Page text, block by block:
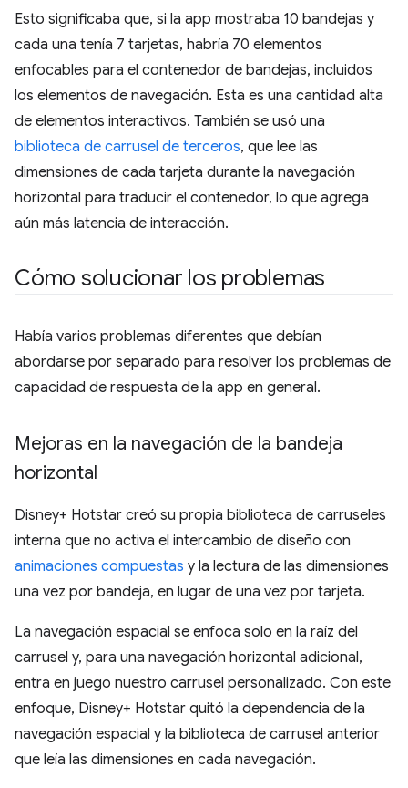
Esto significaba que, si la app mostraba 10 bandejas y
cada una tenía 7 tarjetas, habría 70 elementos
enfocables para el contenedor de bandejas, incluidos
los elementos de navegación. Esta es una cantidad alta
de elementos interactivos. También se usó una
biblioteca de carrusel de terceros, que lee las
dimensiones de cada tarjeta durante la navegación
horizontal para traducir el contenedor, lo que agrega
aún más latencia de interacción.
Cómo solucionar los problemas
Había varios problemas diferentes que debían
abordarse por separado para resolver los problemas de
capacidad de respuesta de la app en general.
Mejoras en la navegación de la bandeja
horizontal
Disney+ Hotstar creó su propia biblioteca de carruseles
interna que no activa el intercambio de diseño con
animaciones compuestas y la lectura de las dimensiones
una vez por bandeja, en lugar de una vez por tarjeta.
La navegación espacial se enfoca solo en la raíz del
carrusel y, para una navegación horizontal adicional,
entra en juego nuestro carrusel personalizado. Con este
enfoque, Disney+ Hotstar quitó la dependencia de la
navegación espacial y la biblioteca de carrusel anterior
que leía las dimensiones en cada navegación.